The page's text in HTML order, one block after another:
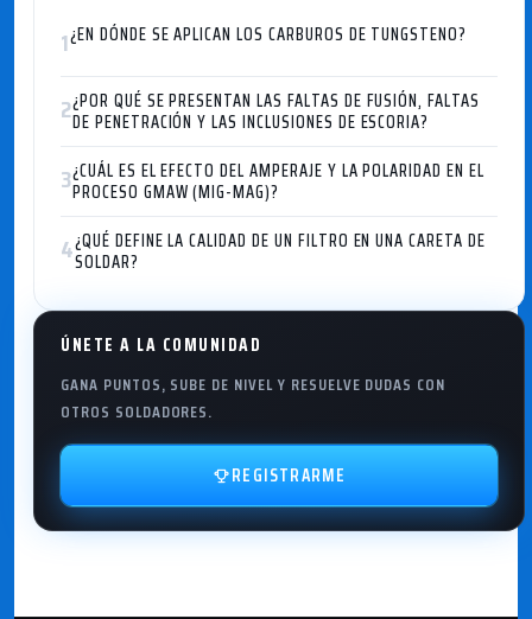
1¿EN DÓNDE SE APLICAN LOS CARBUROS DE TUNGSTENO?
2¿POR QUÉ SE PRESENTAN LAS FALTAS DE FUSIÓN, FALTAS
DE PENETRACIÓN Y LAS INCLUSIONES DE ESCORIA?
3¿CUÁL ES EL EFECTO DEL AMPERAJE Y LA POLARIDAD EN EL
PROCESO GMAW (MIG-MAG)?
4¿QUÉ DEFINE LA CALIDAD DE UN FILTRO EN UNA CARETA DE
SOLDAR?
ÚNETE A LA COMUNIDAD
GANA PUNTOS, SUBE DE NIVEL Y RESUELVE DUDAS CON
OTROS SOLDADORES.
REGISTRARME